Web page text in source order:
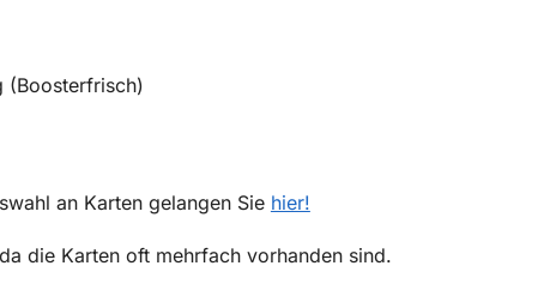
(Boosterfrisch)
an Karten gelangen Sie hier!
die Karten oft mehrfach vorhanden sind.